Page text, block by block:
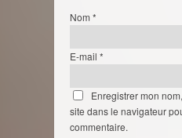
Nom *
E-mail *
Enregistrer mon
site dans le navigateur
commentaire.